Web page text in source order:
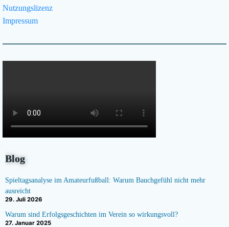
Nutzungslizenz
Impressum
Blog
Spieltagsanalyse im Amateurfußball: Warum Bauchgefühl nicht mehr
ausreicht
29. Juli 2026
Warum sind Erfolgsgeschichten im Verein so wirkungsvoll?
27. Januar 2025